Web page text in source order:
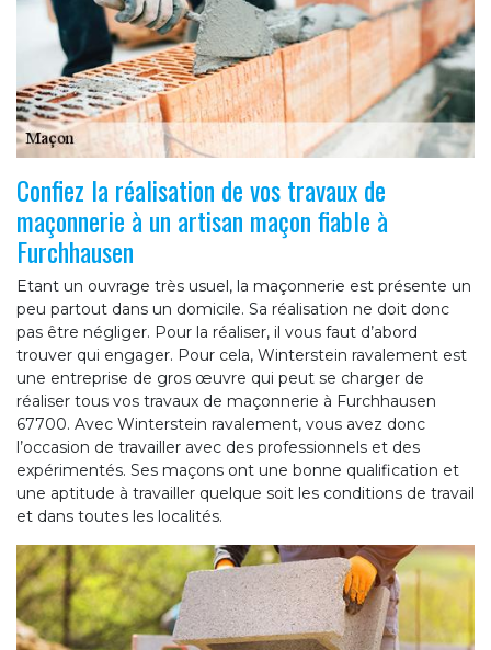
Confiez la réalisation de vos travaux de
maçonnerie à un artisan maçon fiable à
Furchhausen
Etant un ouvrage très usuel, la maçonnerie est présente un
peu partout dans un domicile. Sa réalisation ne doit donc
pas être négliger. Pour la réaliser, il vous faut d’abord
trouver qui engager. Pour cela, Winterstein ravalement est
une entreprise de gros œuvre qui peut se charger de
réaliser tous vos travaux de maçonnerie à Furchhausen
67700. Avec Winterstein ravalement, vous avez donc
l’occasion de travailler avec des professionnels et des
expérimentés. Ses maçons ont une bonne qualification et
une aptitude à travailler quelque soit les conditions de travail
et dans toutes les localités.